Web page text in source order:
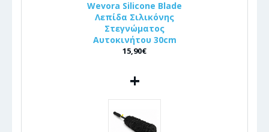
Wevora Silicone Blade
Λεπίδα Σιλικόνης
Στεγνώματος
Αυτοκινήτου 30cm
15,90€
+